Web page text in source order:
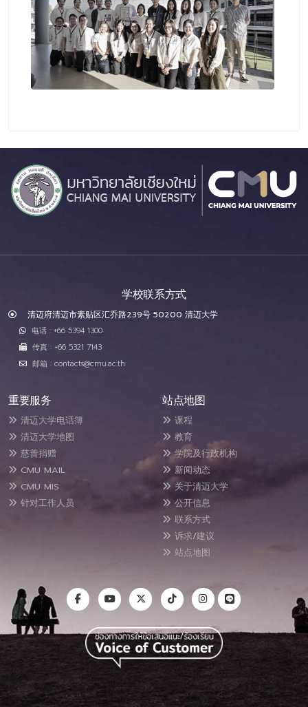
学校联系方式
清迈府清迈市素贴区汇乔路239号 50200 清迈大学
电话 : +66 5394 1300
传真 : +66 5321 7143
邮箱 : contacts@cmu.ac.th
重要服务
清迈大学电话簿
清迈大学地图
慈善捐赠
CMU MAIL
CMU MIS
针对工作人员
站点地图
课程
教育
学院及行政机构
新闻动态
关于清迈大学
公开信息
联系方式
诉求/建议
站点地图